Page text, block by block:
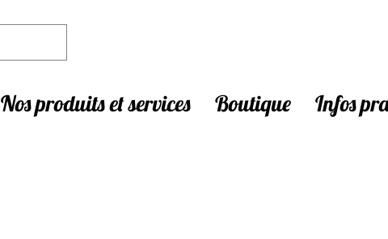
Nos produits et services Boutique Infos